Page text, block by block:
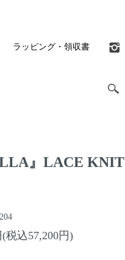
ラッピング・領収書
』LACE KNIT
(税込57,200円)